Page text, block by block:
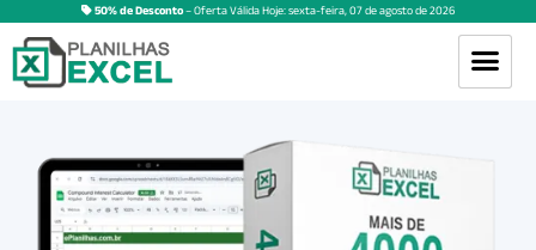
50% de Desconto– Oferta Válida Hoje:sexta-feira,07deagostode2026